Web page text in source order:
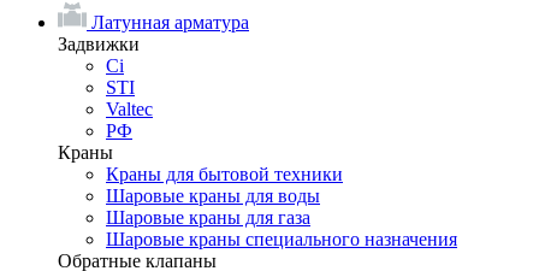
Латунная арматура
Задвижки
Ci
STI
Valtec
РФ
Краны
Краны для бытовой техники
Шаровые краны для воды
Шаровые краны для газа
Шаровые краны специального назначения
Обратные клапаны